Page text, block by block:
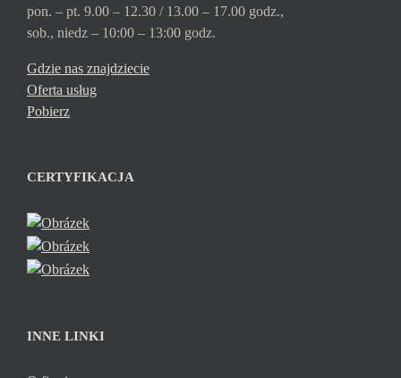
pon. – pt. 9.00 – 12.30 / 13.00 – 17.00 godz.,
sob., niedz – 10:00 – 13:00 godz.
Gdzie nas znajdziecie
Oferta usług
Pobierz
CERTYFIKACJA
INNE LINKI